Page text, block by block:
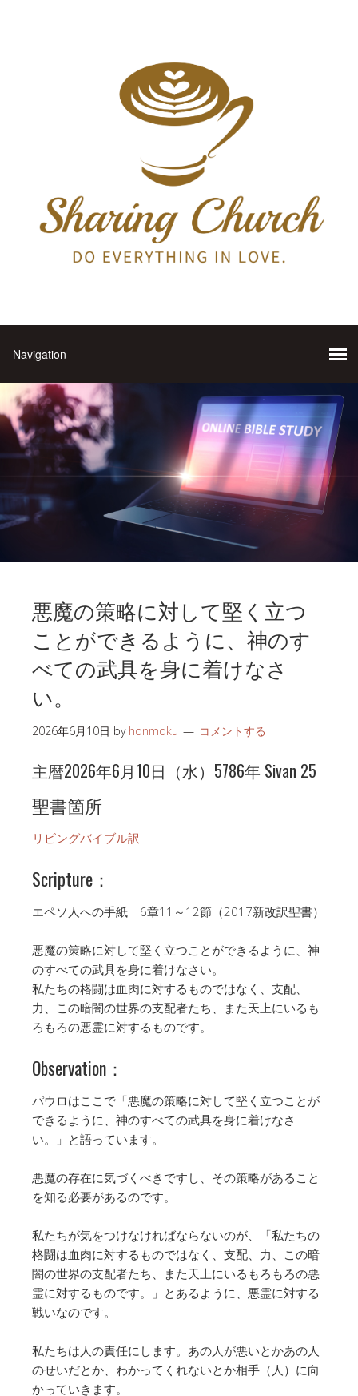
悪魔の策略に対して堅く立つ
ことができるように、神のす
べての武具を身に着けなさ
い。
2026年6月10日 by honmoku コメントする
主暦2026年6月10日（水）5786年 Sivan 25
聖書箇所
リビングバイブル訳
Scripture：
エペソ人への手紙 6章11～12節（2017新改訳聖書）
悪魔の策略に対して堅く立つことができるように、神
のすべての武具を身に着けなさい。
私たちの格闘は血肉に対するものではなく、支配、
力、この暗闇の世界の支配者たち、また天上にいるも
ろもろの悪霊に対するものです。
Observation：
パウロはここで「悪魔の策略に対して堅く立つことが
できるように、神のすべての武具を身に着けなさ
い。」と語っています。
悪魔の存在に気づくべきですし、その策略があること
を知る必要があるのです。
私たちが気をつけなければならないのが、「私たちの
格闘は血肉に対するものではなく、支配、力、この暗
闇の世界の支配者たち、また天上にいるもろもろの悪
霊に対するものです。」とあるように、悪霊に対する
戦いなのです。
私たちは人の責任にします。あの人が悪いとかあの人
のせいだとか、わかってくれないとか相手（人）に向
かっていきます。